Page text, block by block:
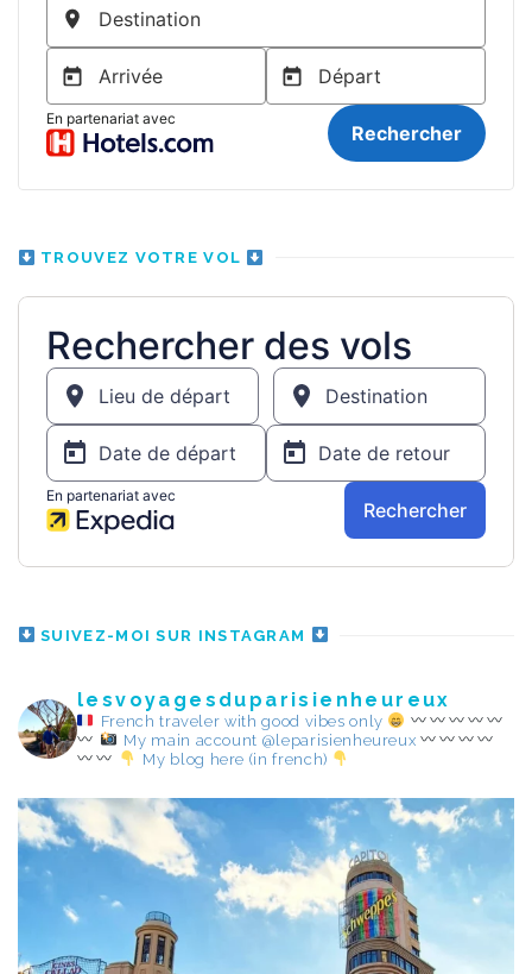
TROUVEZ VOTRE VOL
SUIVEZ-MOI SUR INSTAGRAM
lesvoyagesduparisienheureux
French traveler with good vibes only
My main account @leparisienheureux
My blog here (in french)